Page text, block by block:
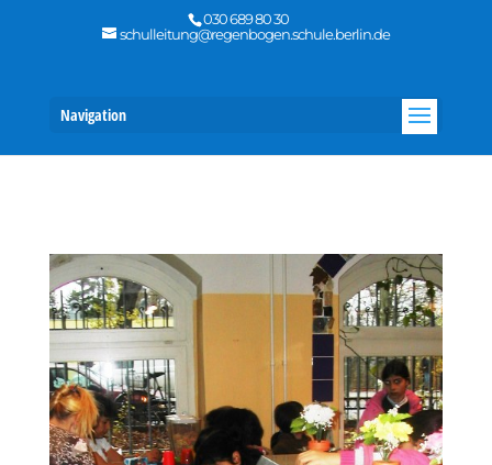
030 689 80 30
schulleitung@regenbogen.schule.berlin.de
Navigation